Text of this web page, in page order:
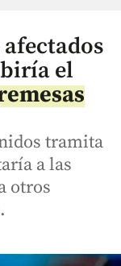
el
tramita
a las
otros